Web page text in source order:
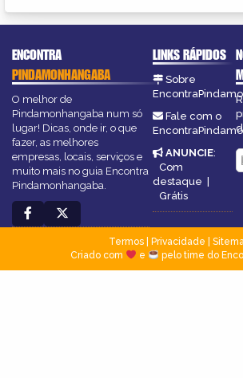
ENCONTRA
PINDAMONHANGABA
O melhor de
Pindamonhangaba num só
lugar! Dicas, onde ir, o que
fazer, as melhores
empresas, locais, serviços e
muito mais no guia Encontra
Pindamonhangaba.
LINKS RÁPIDOS
Sobre
Fale com o
ANUNCIE:
Com
destaque |
Grátis
Termos| Privacidade
Criado com
e pelo time do